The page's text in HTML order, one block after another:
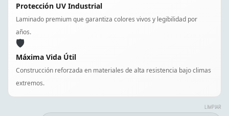
Protección UV Industrial
Laminado premium que garantiza colores vivos y legibilidad por
años.
🛡️
Máxima Vida Útil
Construcción reforzada en materiales de alta resistencia bajo climas
extremos.
LIMPIAR